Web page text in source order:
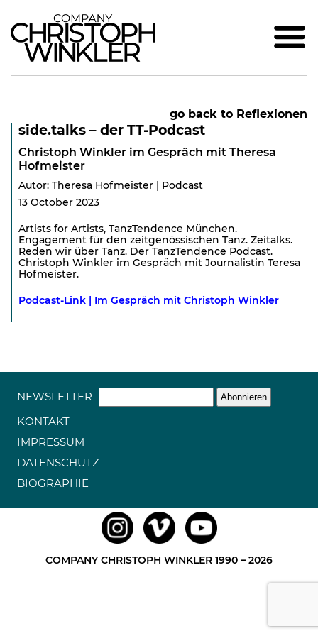
go back to Reflexionen
side.talks – der TT-Podcast
Christoph Winkler im Gespräch mit Theresa
Hofmeister
Autor: Theresa Hofmeister | Podcast
13 October 2023
Artists for Artists, TanzTendence München.
Engagement für den zeitgenössischen Tanz. Zeitalks.
Reden wir über Tanz. Der TanzTendence Podcast.
Christoph Winkler im Gespräch mit Journalistin Teresa
Hofmeister.
Podcast-Link | Im Gespräch mit Christoph Winkler
NEWSLETTER
KONTAKT
IMPRESSUM
DATENSCHUTZ
BIOGRAPHIE
COMPANY CHRISTOPH WINKLER 1990 – 2026